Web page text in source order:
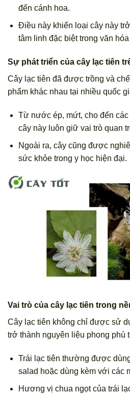
đến cánh hoa.
Điều này khiến loại cây này
tâm linh đặc biệt trong văn
Sự phát triển của cây lạc tiên
Cây lạc tiên đã được trồng và
phẩm khác nhau tại nhiều quốc
Từ nước ép, mứt, cho đến các
cây này luôn giữ vai trò quan
Ngoài ra, cây cũng được
sức khỏe trong y học hiện đại.
Vai trò của cây lạc tiên trong
Cây lạc tiên không chỉ được sử
trở thành nguyên liệu phong phú
Trái lạc tiên thường được
salad hoặc dùng kèm với các
Hương vị chua ngọt của trái